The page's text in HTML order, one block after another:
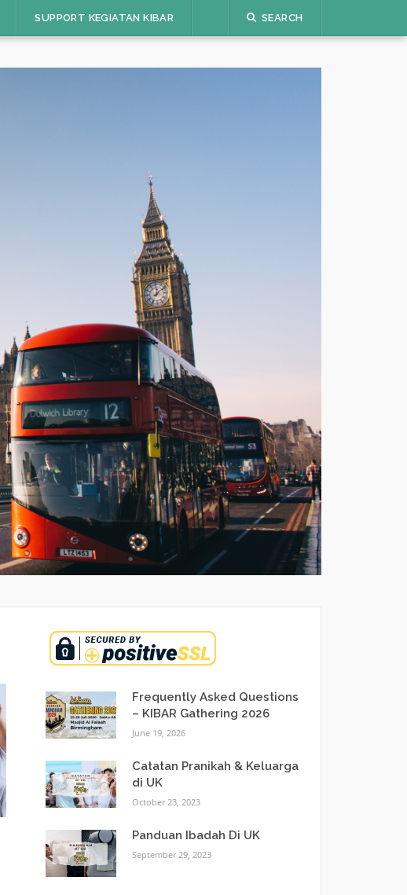
SUPPORT KEGIATAN KIBAR SEARCH
Frequently Asked Questions
– KIBAR Gathering 2026
June 19, 2026
Catatan Pranikah & Keluarga
di UK
October 23, 2023
Panduan Ibadah Di UK
September 29, 2023